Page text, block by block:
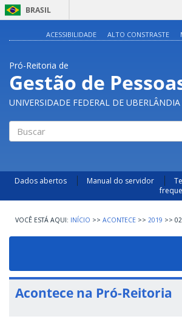
BRASIL
Acesso
ACESSIBILIDADE ALTO CONSTRASTE
Pró-Reitoria de
Gestão de
UNIVERSIDADE FEDERAL DE UBERLÂNDIA
Dados abertos Manual do servidor
INÍCIO >> ACONTECE >> 2019 >> 02
Acontece na Pró-Reitoria